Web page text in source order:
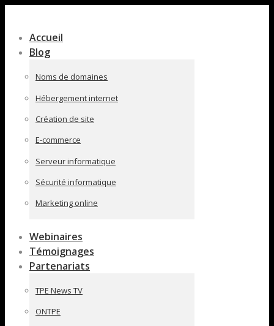
pleine
largeur
Accueil
Blog
Noms de domaines
Hébergement internet
Création de site
E-commerce
Serveur informatique
Sécurité informatique
Marketing online
Webinaires
Témoignages
Partenariats
TPE News TV
ONTPE